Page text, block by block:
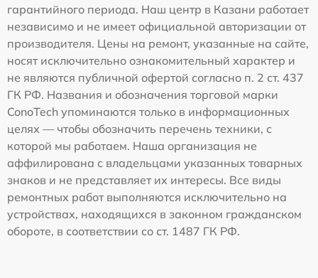
гарантийного периода. Наш центр в Казани работает
независимо и не имеет официальной авторизации от
производителя. Цены на ремонт, указанные на сайте,
носят исключительно ознакомительный характер и
не являются публичной офертой согласно п. 2 ст. 437
ГК РФ. Названия и обозначения торговой марки
ConoTech упоминаются только в информационных
целях — чтобы обозначить перечень техники, с
которой мы работаем. Наша организация не
аффилирована с владельцами указанных товарных
знаков и не представляет их интересы. Все виды
ремонтных работ выполняются исключительно на
устройствах, находящихся в законном гражданском
обороте, в соответствии со ст. 1487 ГК РФ.